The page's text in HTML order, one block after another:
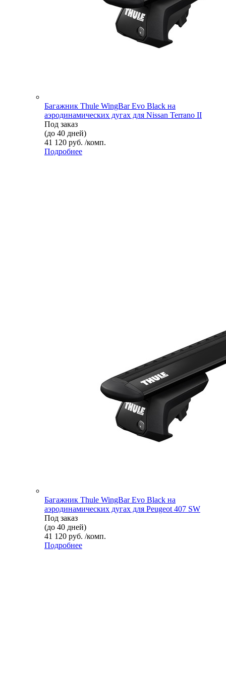
Багажник Thule WingBar Evo Black на
аэродинамических дугах для Nissan Terrano II
Под заказ
(до 40 дней)
41 120 руб. /комп.
Подробнее
Багажник Thule WingBar Evo Black на
аэродинамических дугах для Peugeot 407 SW
Под заказ
(до 40 дней)
41 120 руб. /комп.
Подробнее